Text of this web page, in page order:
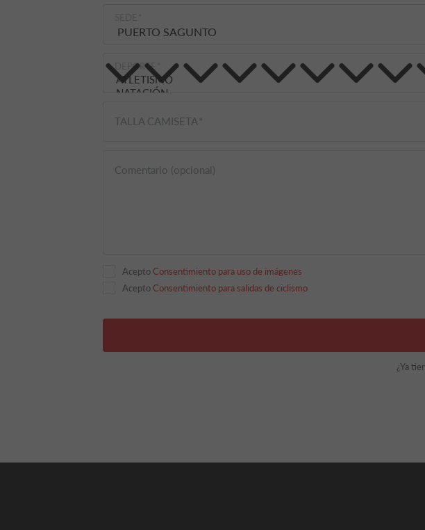
DEPORTE
TALLA CAMISETA
Comentario (opcional)
Acepto Consentimiento para uso de imágenes
Acepto Consentimiento para salidas de ciclismo
¿Ya